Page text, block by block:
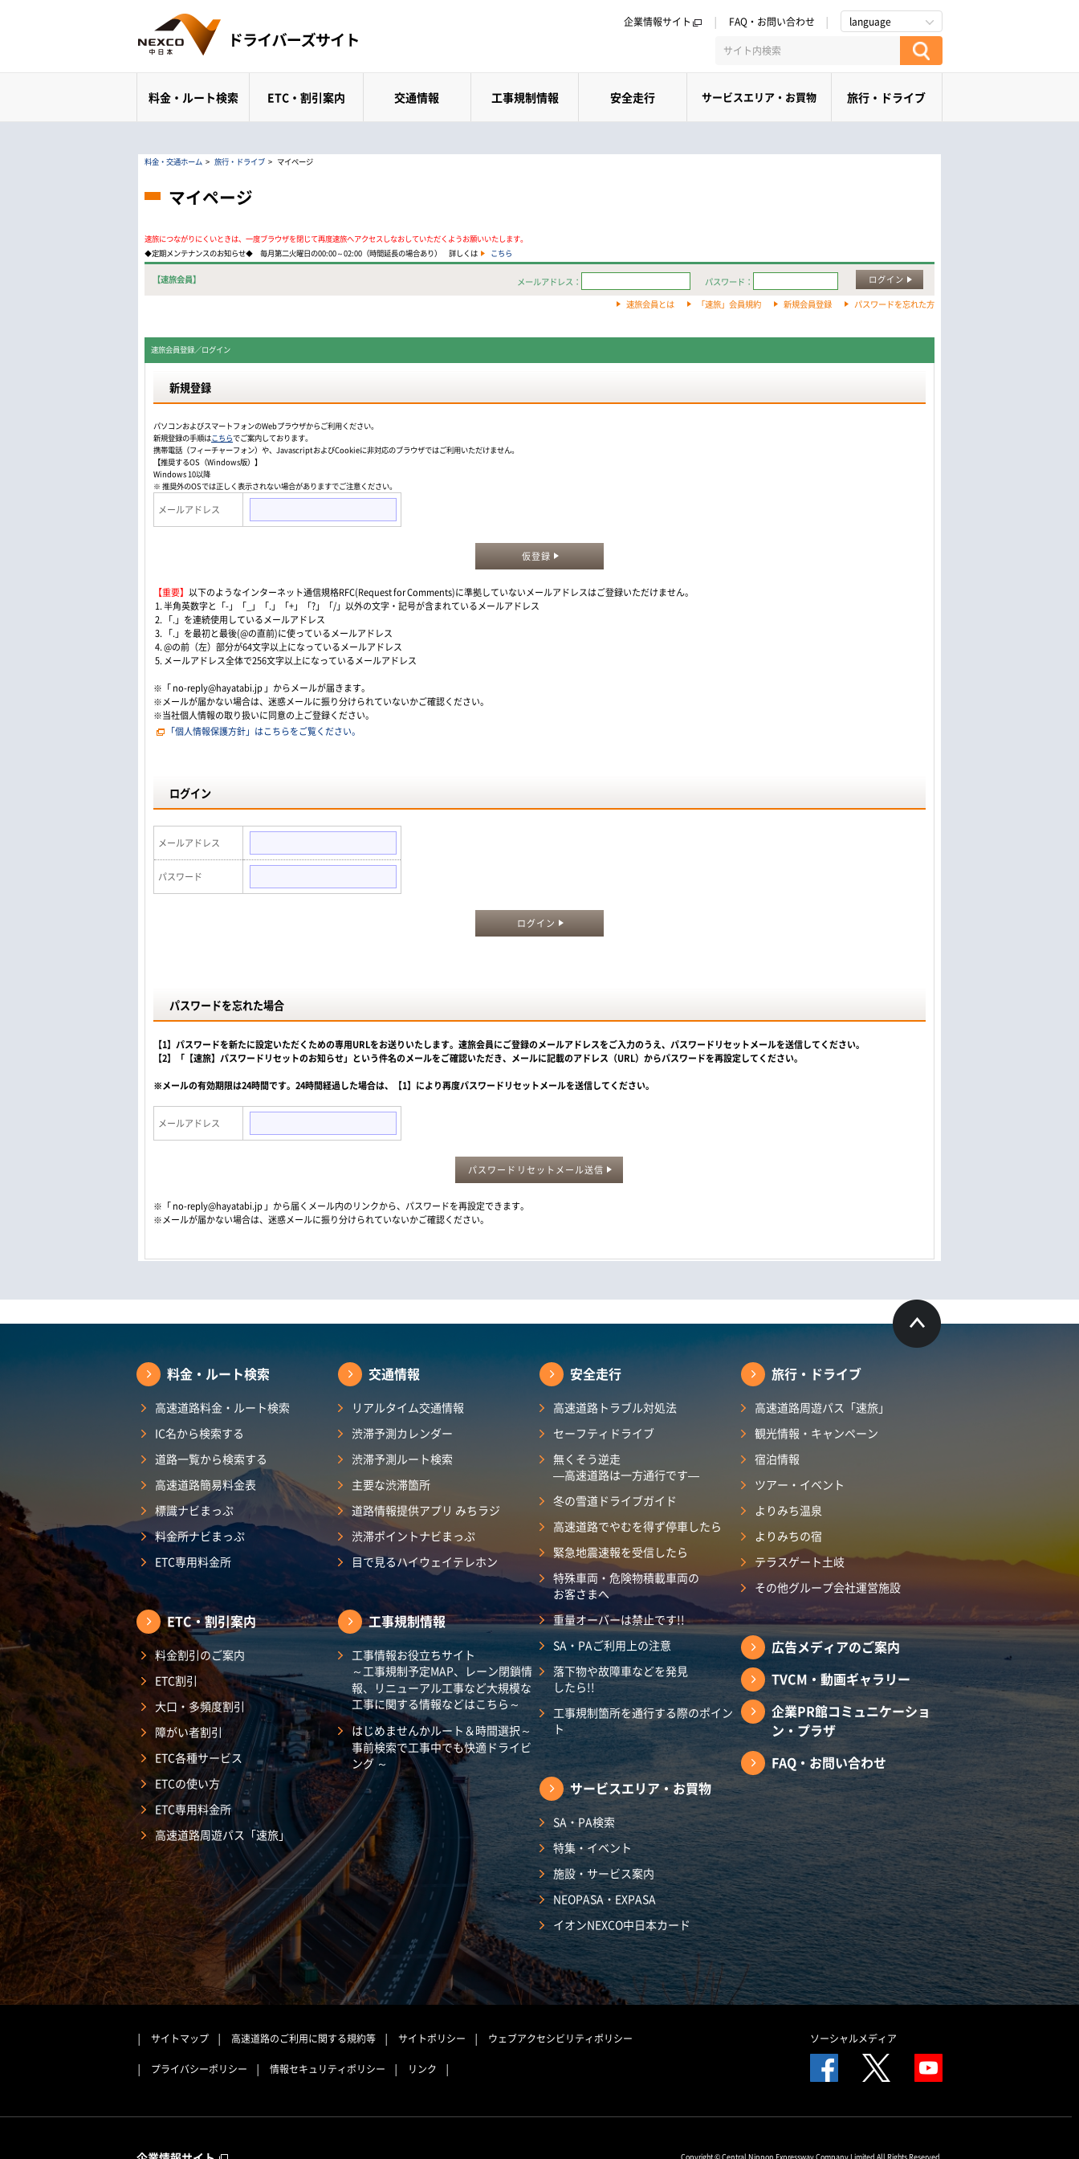
企業情報サイト FAQ・お問い合わせ language
料金・ルート検索 ETC・割引案内 交通情報 工事規制情報 安全走行 サービスエリア・お買物 旅行・ドライブ
料金・交通ホーム > 旅行・ドライブ > マイページ
マイページ
速旅につながりにくいときは、一度ブラウザを閉じて再度速旅へアクセスしなおしていただくようお願いいたします。
◆定期メンテナンスのお知らせ◆ 毎月第二火曜日の00:00～02:00（時間延長の場合あり） 詳しくは
こちら
【速旅会員】 メールアドレス： パスワード： ログイン
速旅会員とは 「速旅」会員規約 新規会員登録 パスワードを忘れた方
速旅会員登録／ログイン
新規登録
パソコンおよびスマートフォンのWebプラウザからご利用ください。
新規登録の手順はこちらでご案内しております。
携帯電話（フィーチャーフォン）や、JavascriptおよびCookieに非対応のブラウザではご利用いただけません。
【推奨するOS（Windows版）】
Windows 10以降
※ 推奨外のOSでは正しく表示されない場合がありますでご注意ください。
メールアドレス
仮登録
【重要】 以下のようなインターネット通信規格RFC(Request for Comments)に準拠していないメールアドレスはご登録いただけません。
1. 半角英数字と「-」「_」「.」「+」「?」「/」以外の文字・記号が含まれているメールアドレス
2. 「.」を連続使用しているメールアドレス
3. 「.」を最初と最後(@の直前)に使っているメールアドレス
4. @の前（左）部分が64文字以上になっているメールアドレス
5. メールアドレス全体で256文字以上になっているメールアドレス
※「 no-reply@hayatabi.jp 」からメールが届きます。
※メールが届かない場合は、迷惑メールに振り分けられていないかご確認ください。
※当社個人情報の取り扱いに同意の上ご登録ください。
「個人情報保護方針」はこちらをご覧ください。
ログイン
メールアドレス
パスワード
ログイン
パスワードを忘れた場合
【1】パスワードを新たに設定いただくための専用URLをお送りいたします。速旅会員にご登録のメールアドレスをご入力のうえ、パスワードリセットメールを送信してください。
【2】「【速旅】パスワードリセットのお知らせ」という件名のメールをご確認いただき、メールに記載のアドレス（URL）からパスワードを再設定してください。
※メールの有効期限は24時間です。24時間経過した場合は、【1】により再度パスワードリセットメールを送信してください。
メールアドレス
パスワードリセットメール送信
※「 no-reply@hayatabi.jp 」から届くメール内のリンクから、パスワードを再設定できます。
※メールが届かない場合は、迷惑メールに振り分けられていないかご確認ください。
料金・ルート検索
高速道路料金・ルート検索
IC名から検索する
道路一覧から検索する
高速道路簡易料金表
標識ナビまっぷ
料金所ナビまっぷ
ETC専用料金所
ETC・割引案内
料金割引のご案内
ETC割引
大口・多頻度割引
障がい者割引
ETC各種サービス
ETCの使い方
ETC専用料金所
高速道路周遊パス「速旅」
交通情報
リアルタイム交通情報
渋滞予測カレンダー​
渋滞予測ルート検索
主要な渋滞箇所
道路情報提供アプリ みちラジ
渋滞ポイントナビまっぷ
目で見るハイウェイテレホン
工事規制情報
工事情報お役立ちサイト
～工事規制予定MAP、レーン閉鎖情
報、リニューアル工事など大規模な
工事に関する情報などはこちら～
はじめませんかルート＆時間選択～
事前検索で工事中でも快適ドライビ
ング ～
安全走行
高速道路トラブル対処法
セーフティドライブ
無くそう逆走
―高速道路は一方通行です―
冬の雪道ドライブガイド
高速道路でやむを得ず停車したら
緊急地震速報を受信したら
特殊車両・危険物積載車両の
お客さまへ
重量オーバーは禁止です!!
SA・PAご利用上の注意
落下物や故障車などを発見
したら!!
工事規制箇所を通行する際のポイン
ト
サービスエリア・お買物
SA・PA検索
特集・イベント
施設・サービス案内
NEOPASA・EXPASA
イオンNEXCO中日本カード
旅行・ドライブ
高速道路周遊パス「速旅」
観光情報・キャンペーン
宿泊情報
ツアー・イベント
よりみち温泉
よりみちの宿
テラスゲート土岐
その他グループ会社運営施設
広告メディアのご案内
TVCM・動画ギャラリー
企業PR館コミュニケーショ
ン・プラザ
FAQ・お問い合わせ
サイトマップ 高速道路のご利用に関する規約等 サイトポリシー ウェブアクセシビリティポリシー
プライバシーポリシー 情報セキュリティポリシー リンク
ソーシャルメディア